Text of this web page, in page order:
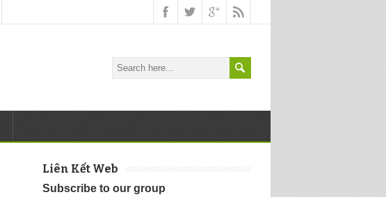
Liên Kết Web
Subscribe to our group